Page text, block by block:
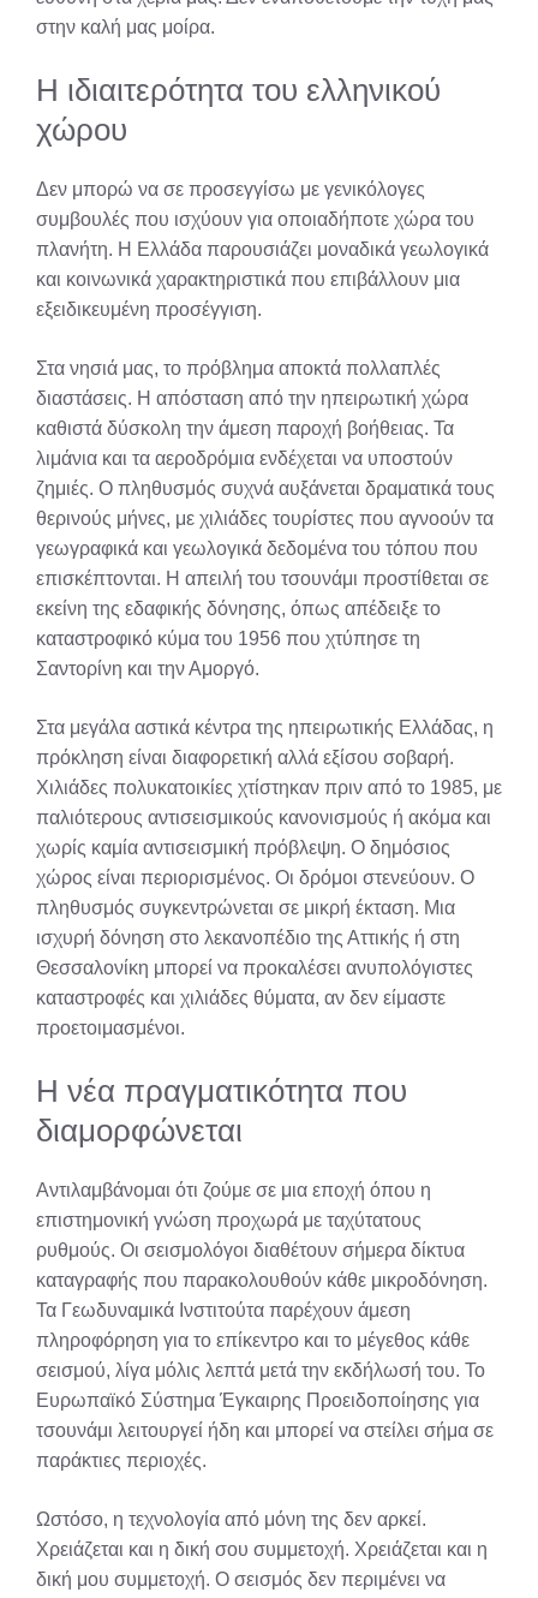
στην καλή μας μοίρα.
Η ιδιαιτερότητα του ελληνικού
χώρου
Δεν μπορώ να σε προσεγγίσω με γενικόλογες
συμβουλές που ισχύουν για οποιαδήποτε χώρα του
πλανήτη. Η Ελλάδα παρουσιάζει μοναδικά γεωλογικά
και κοινωνικά χαρακτηριστικά που επιβάλλουν μια
εξειδικευμένη προσέγγιση.
Στα νησιά μας, το πρόβλημα αποκτά πολλαπλές
διαστάσεις. Η απόσταση από την ηπειρωτική χώρα
καθιστά δύσκολη την άμεση παροχή βοήθειας. Τα
λιμάνια και τα αεροδρόμια ενδέχεται να υποστούν
ζημιές. Ο πληθυσμός συχνά αυξάνεται δραματικά τους
θερινούς μήνες, με χιλιάδες τουρίστες που αγνοούν τα
γεωγραφικά και γεωλογικά δεδομένα του τόπου που
επισκέπτονται. Η απειλή του τσουνάμι προστίθεται σε
εκείνη της εδαφικής δόνησης, όπως απέδειξε το
καταστροφικό κύμα του 1956 που χτύπησε τη
Σαντορίνη και την Αμοργό.
Στα μεγάλα αστικά κέντρα της ηπειρωτικής Ελλάδας, η
πρόκληση είναι διαφορετική αλλά εξίσου σοβαρή.
Χιλιάδες πολυκατοικίες χτίστηκαν πριν από το 1985, με
παλιότερους αντισεισμικούς κανονισμούς ή ακόμα και
χωρίς καμία αντισεισμική πρόβλεψη. Ο δημόσιος
χώρος είναι περιορισμένος. Οι δρόμοι στενεύουν. Ο
πληθυσμός συγκεντρώνεται σε μικρή έκταση. Μια
ισχυρή δόνηση στο λεκανοπέδιο της Αττικής ή στη
Θεσσαλονίκη μπορεί να προκαλέσει ανυπολόγιστες
καταστροφές και χιλιάδες θύματα, αν δεν είμαστε
προετοιμασμένοι.
Η νέα πραγματικότητα που
διαμορφώνεται
Αντιλαμβάνομαι ότι ζούμε σε μια εποχή όπου η
επιστημονική γνώση προχωρά με ταχύτατους
ρυθμούς. Οι σεισμολόγοι διαθέτουν σήμερα δίκτυα
καταγραφής που παρακολουθούν κάθε μικροδόνηση.
Τα Γεωδυναμικά Ινστιτούτα παρέχουν άμεση
πληροφόρηση για το επίκεντρο και το μέγεθος κάθε
σεισμού, λίγα μόλις λεπτά μετά την εκδήλωσή του. Το
Ευρωπαϊκό Σύστημα Έγκαιρης Προειδοποίησης για
τσουνάμι λειτουργεί ήδη και μπορεί να στείλει σήμα σε
παράκτιες περιοχές.
Ωστόσο, η τεχνολογία από μόνη της δεν αρκεί.
Χρειάζεται και η δική σου συμμετοχή. Χρειάζεται και η
δική μου συμμετοχή. Ο σεισμός δεν περιμένει να